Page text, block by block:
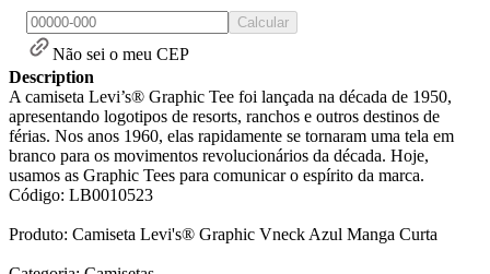
Calcular
Não sei o meu CEP
Description
A camiseta Levi’s® Graphic Tee foi lançada na década de 1950,
apresentando logotipos de resorts, ranchos e outros destinos de
férias. Nos anos 1960, elas rapidamente se tornaram uma tela em
branco para os movimentos revolucionários da década. Hoje,
usamos as Graphic Tees para comunicar o espírito da marca.
Código: LB0010523
Produto: Camiseta Levi's® Graphic Vneck Azul Manga Curta